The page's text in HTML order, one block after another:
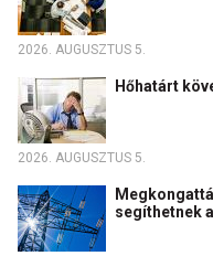
2026. AUGUSZTUS 5.
Hőhatárt
2026. AUGUSZTUS 5.
segíthetnek